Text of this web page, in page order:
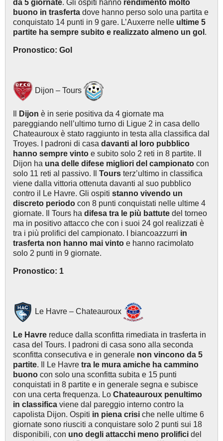
da 5 giornate. Gli ospiti hanno rendimento molto
buono in trasferta dove hanno perso solo una partita e
conquistato 14 punti in 9 gare. L’Auxerre nelle ultime 5
partite ha sempre subito e realizzato almeno un gol .
Pronostico: Gol
Dijon – Tours
Dijon è in serie positiva da 4 giornate ma
pareggiando nell’ultimo turno di Ligue 2 in casa dello
Chateauroux è stato raggiunto in testa alla classifica dal
Troyes. I padroni di casa davanti al loro pubblico
hanno sempre vinto e subito solo 2 reti in 8 partite. Il
Dijon ha una delle difese migliori del campionato con
solo 11 reti al passivo. Il Tours terz’ultimo in classifica
viene dalla vittoria ottenuta davanti al suo pubblico
contro il Le Havre. Gli ospiti stanno vivendo un
discreto periodo con 8 punti conquistati nelle ultime 4
giornate. Il Tours ha difesa tra le più battute del torneo
ma in positivo attacco che con i suoi 24 gol realizzati è
tra i più prolifici del campionato. I biancoazzurri in
trasferta non hanno mai vinto e hanno racimolato
solo 2 punti in 9 giornate.
Pronostico: 1
Le Havre – Chateauroux
Le Havre reduce dalla sconfitta rimediata in trasferta in
casa del Tours. I padroni di casa sono alla seconda
sconfitta consecutiva e in generale non vincono da 5
partite. Il Le Havre tra le mura amiche ha cammino
buono con solo una sconfitta subita e 15 punti
conquistati in 8 partite e in generale segna e subisce
con una certa frequenza. Lo Chateauroux penultimo
in classifica viene dal pareggio interno contro la
capolista Dijon. Ospiti in piena crisi che nelle ultime 6
giornate sono riusciti a conquistare solo 2 punti sui 18
disponibili, con uno degli attacchi meno prolifici del